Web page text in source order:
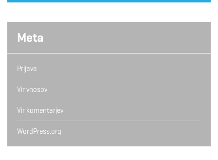
Meta
Prijava
Vir vnosov
Vir komentarjev
WordPress.org